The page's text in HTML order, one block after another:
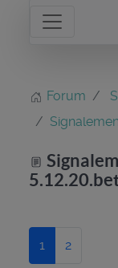
Forum
1 2